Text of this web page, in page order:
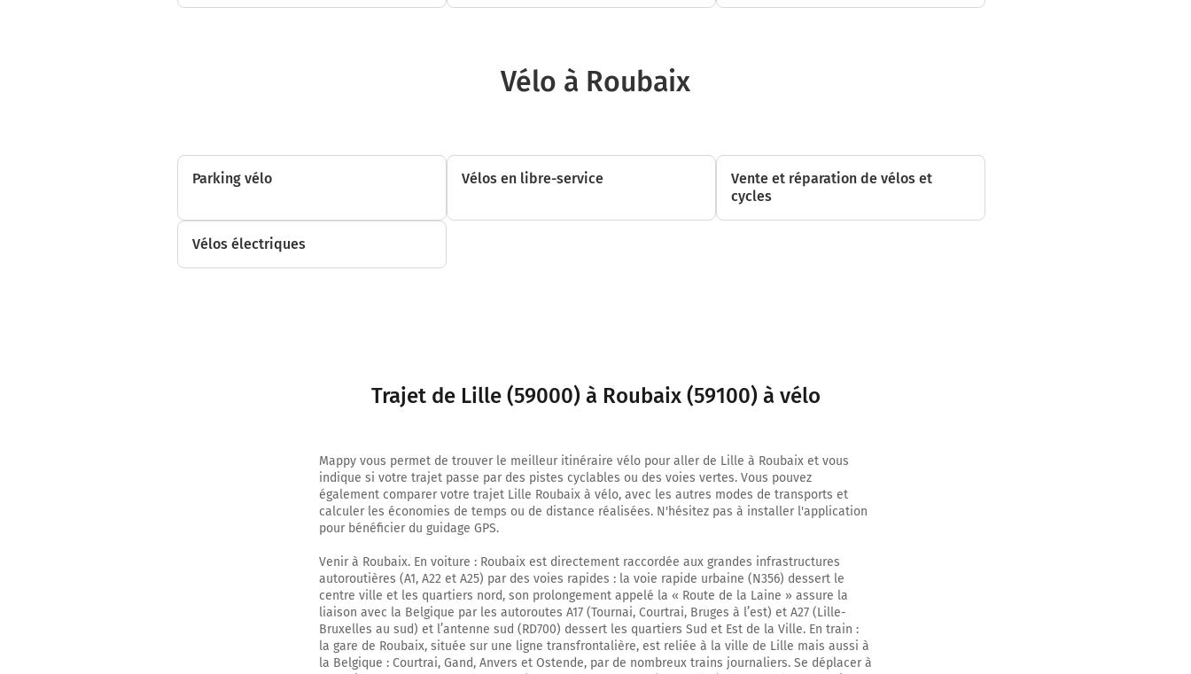
Prendre légèrement à droite la piste cyclable Avenue Jean Jaurès et continuer sur 800
Prendre légèrement à gauche la piste cyclable la voie et continuer sur 400 mètres
Continuer sur Rue de Lille sur 900 mètres
Prendre à droite Rue de la Poste et continuer sur 85 mètres
Prendre à gauche Rue du Château et continuer sur 45 mètres
Continuer sur la piste cyclable la voie sur 120 mètres
12,5 km
Prendre légèrement à droite Rue du Château et continuer sur 95 mètres
12,6 km
Prendre à gauche Grand Place et continuer sur 90 mètres
12,7 km
Vélo à Roubaix
Parking vélo Vélos en libre-service
Vente et réparation de vélos et
cycles
Vélos électriques
Trajet de Lille (59000) à Roubaix (59100) à vélo
Mappy vous permet de trouver le meilleur itinéraire vélo pour aller de Lille à Roubaix et vous
indique si votre trajet passe par des pistes cyclables ou des voies vertes. Vous pouvez
également comparer votre trajet Lille Roubaix à vélo, avec les autres modes de transports et
calculer les économies de temps ou de distance réalisées. N'hésitez pas à installer l'application
pour bénéficier du guidage GPS.
Venir à Roubaix. En voiture : Roubaix est directement raccordée aux grandes infrastructures
autoroutières (A1, A22 et A25) par des voies rapides : la voie rapide urbaine (N356) dessert le
centre ville et les quartiers nord, son prolongement appelé la « Route de la Laine » assure la
liaison avec la Belgique par les autoroutes A17 (Tournai, Courtrai, Bruges à l’est) et A27 (Lille-
Bruxelles au sud) et l’antenne sud (RD700) dessert les quartiers Sud et Est de la Ville. En train :
la gare de Roubaix, située sur une ligne transfrontalière, est reliée à la ville de Lille mais aussi à
la Belgique : Courtrai, Gand, Anvers et Ostende, par de nombreux trains journaliers. Se déplacer à